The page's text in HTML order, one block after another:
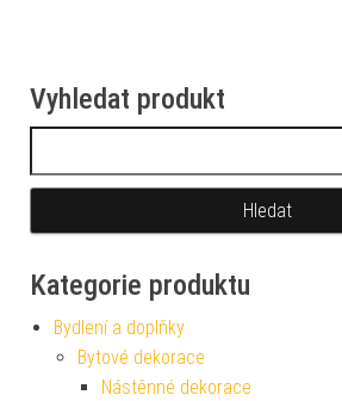
Vyhledat produkt
Kategorie produktu
Bydlení a doplňky
Bytové dekorace
Nástěnné dekorace